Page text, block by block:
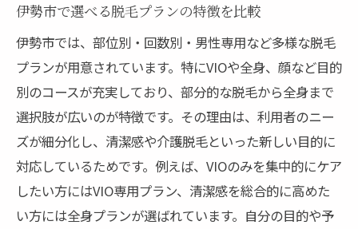
伊勢市で選べる脱毛プランの特徴を比較
伊勢市では、部位別・回数別・男性専用など多様な脱毛
プランが用意されています。特にVIOや全身、顔など目的
別のコースが充実しており、部分的な脱毛から全身まで
選択肢が広いのが特徴です。その理由は、利用者のニー
ズが細分化し、清潔感や介護脱毛といった新しい目的に
対応しているためです。例えば、VIOのみを集中的にケア
したい方にはVIO専用プラン、清潔感を総合的に高めた
い方には全身プランが選ばれています。自分の目的や予